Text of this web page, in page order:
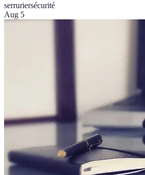
serruriersécurité
Aug 5